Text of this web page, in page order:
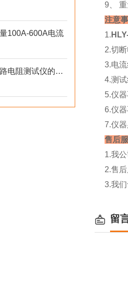
100A-600A电流
接地电阻测试仪与回路电阻测试仪的区别
9、
注意
1.
2.切
3.电
4.测
5.仪
6.仪
7.仪
售后
1.我
2.售
3.我
留